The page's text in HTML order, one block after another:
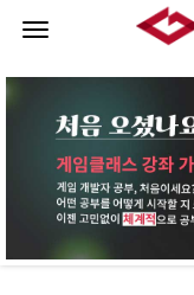
회원가입
취업성공 프로젝트
단과별 강좌
이벤트